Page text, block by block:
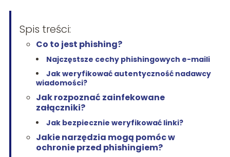
Spis treści:
Co to jest phishing?
Najczęstsze cechy phishingowych e-maili
Jak weryfikować autentyczność nadawcy
wiadomości?
Jak rozpoznać zainfekowane
załączniki?
Jak bezpiecznie weryfikować linki?
Jakie narzędzia mogą pomóc w
ochronie przed phishingiem?